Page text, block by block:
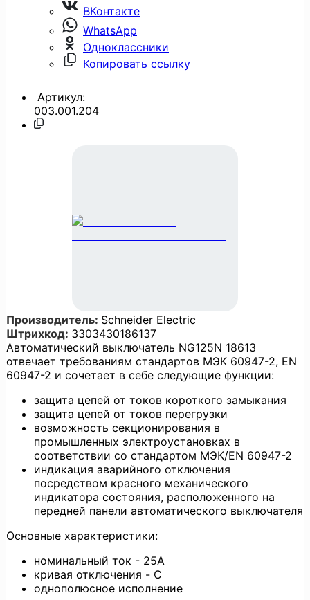
ВКонтакте
WhatsApp
Одноклассники
Копировать ссылку
Артикул:
003.001.204
Производитель: Schneider Electric
Штрихкод: 3303430186137
Автоматический выключатель NG125N 18613
отвечает требованиям стандартов МЭК 60947-2, EN
60947-2 и сочетает в себе следующие функции:
защита цепей от токов короткого замыкания
защита цепей от токов перегрузки
возможность секционирования в
промышленных электроустановках в
соответствии со стандартом МЭК/EN 60947-2
индикация аварийного отключения
посредством красного механического
индикатора состояния, расположенного на
передней панели автоматического выключателя
Основные характеристики:
номинальный ток - 25А
кривая отключения - C
однополюсное исполнение